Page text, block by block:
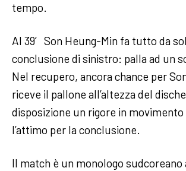
tempo.
Al 39′ Son Heung-Min fa tutto da
conclusione di sinistro: palla ad un
Nel recupero, ancora chance per
riceve il pallone all’altezza del
disposizione un rigore in movimento
l’attimo per la conclusione.
Il match è un monologo sudcoreano